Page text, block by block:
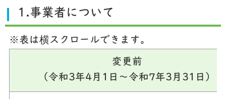
1.事業者について
※表は横スクロールできます。
変更前
（令和3年4月1日～令和7年3月31日）